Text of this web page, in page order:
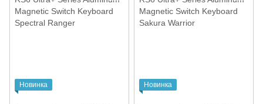
Новинка Новинка